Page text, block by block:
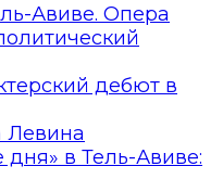
Авиве. Опера
дебют в
Левина
дня» в Тель-Авиве: